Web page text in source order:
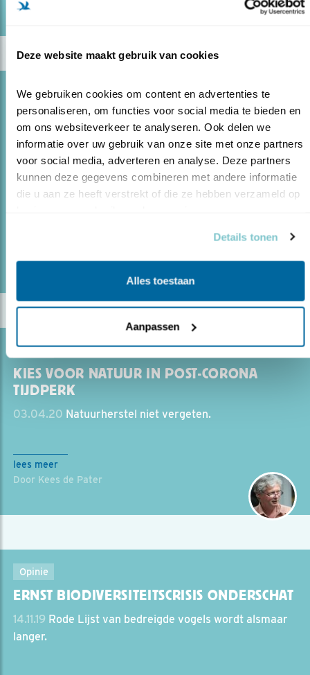
Deze website maakt gebruik van cookies
We gebruiken cookies om content en advertenties te
personaliseren, om functies voor social media te bieden en
om ons websiteverkeer te analyseren. Ook delen we
informatie over uw gebruik van onze site met onze partners
voor social media, adverteren en analyse. Deze partners
kunnen deze gegevens combineren met andere informatie
die u aan ze heeft verstrekt of die ze hebben verzameld op
Details tonen
Alles toestaan
Aanpassen
Opinie
TIJD VOOR EEN GROENE MANSHOLT
29.04.20Na WOII was het credo Nooit meer honger.
Met Mansholt aan het roer werd de landbouw succesvol
hervormd. Het is nu tijd voor een nieuwe drastische
hervorming; voor een groene Mansholt (m/v).
Opinie
KIES VOOR NATUUR IN POST-CORONA
TIJDPERK
03.04.20 Natuurherstel niet vergeten.
lees meer
Door Kees de Pater
Opinie
ERNST BIODIVERSITEITSCRISIS ONDERSCHAT
14.11.19 Rode Lijst van bedreigde vogels wordt alsmaar
langer.